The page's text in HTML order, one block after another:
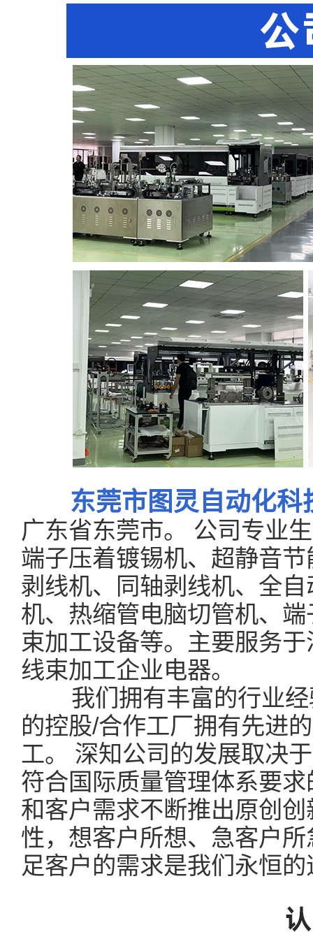
东莞市图灵自动化科
广东省东莞市。 公司专业
端子压着镀锡机、超静音
剥线机、同轴剥线机、全
机、热缩管电脑切管机、
束加工设备等。主要服务
线束加工企业电器。
我们拥有丰富的行业经
的控股/合作工厂拥有先进
工。 深知公司的发展取决
符合国际质量管理体系要
和客户需求不断推出原创
性，想客户所想、急客户
足客户的需求是我们永恒的